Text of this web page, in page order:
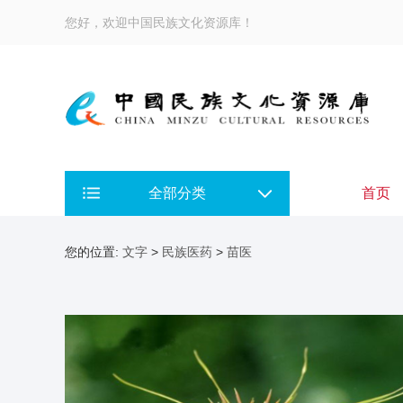
您好，欢迎中国民族文化资源库！
全部分类 首页
您的位置: 文字 > 民族医药 > 苗医